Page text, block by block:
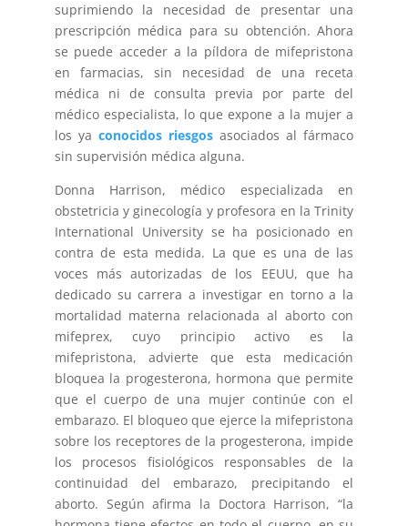
suprimiendo la necesidad de presentar una
prescripción médica para su obtención. Ahora
se puede acceder a la píldora de mifepristona
en farmacias, sin necesidad de una receta
médica ni de consulta previa por parte del
médico especialista, lo que expone a la mujer a
los ya conocidos riesgos asociados al fármaco
sin supervisión médica alguna.
Donna Harrison, médico especializada en
obstetricia y ginecología y profesora en la Trinity
International University se ha posicionado en
contra de esta medida. La que es una de las
voces más autorizadas de los EEUU, que ha
dedicado su carrera a investigar en torno a la
mortalidad materna relacionada al aborto con
mifeprex, cuyo principio activo es la
mifepristona, advierte que esta medicación
bloquea la progesterona, hormona que permite
que el cuerpo de una mujer continúe con el
embarazo. El bloqueo que ejerce la mifepristona
sobre los receptores de la progesterona, impide
los procesos fisiológicos responsables de la
continuidad del embarazo, precipitando el
aborto. Según afirma la Doctora Harrison, “la